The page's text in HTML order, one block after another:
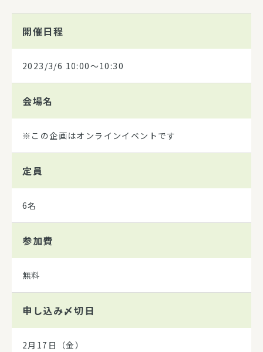
開催日程
2023/3/6 10:00～10:30
会場名
※この企画はオンラインイベントです
定員
6名
参加費
無料
申し込み〆切日
2月17日（金）